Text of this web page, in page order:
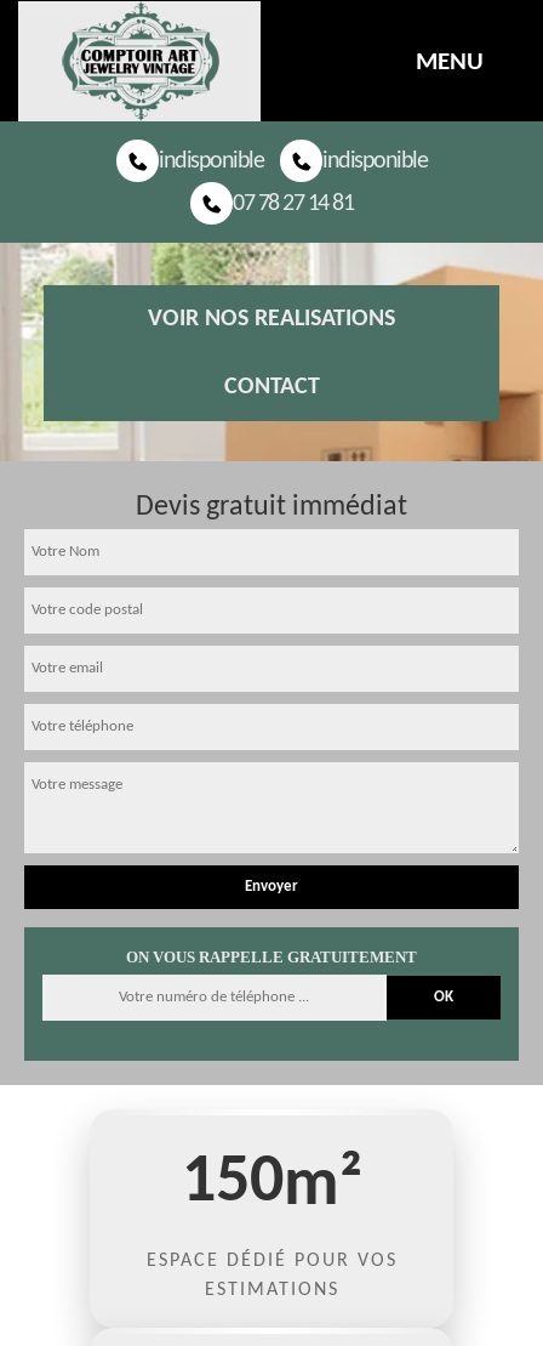
MENU
indisponible
indisponible
07 78 27 14 81
VOIR NOS REALISATIONS
CONTACT
Devis gratuit immédiat
ON VOUS RAPPELLE GRATUITEMENT
150m²
ESPACE DÉDIÉ POUR VOS
ESTIMATIONS